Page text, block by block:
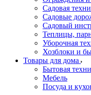
Садовая
Садовые
Садовый
Теплицы,
Уборочная
Хозблоки и
Товары для дома
Бытовая
Мебель
Посуда и